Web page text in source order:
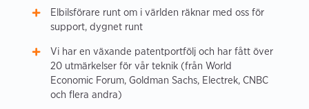
Elbilsförare runt om i världen räknar med oss för
support, dygnet runt
Vi har en växande patentportfölj och har fått över
20 utmärkelser för vår teknik (från World
Economic Forum, Goldman Sachs, Electrek, CNBC
och flera andra)